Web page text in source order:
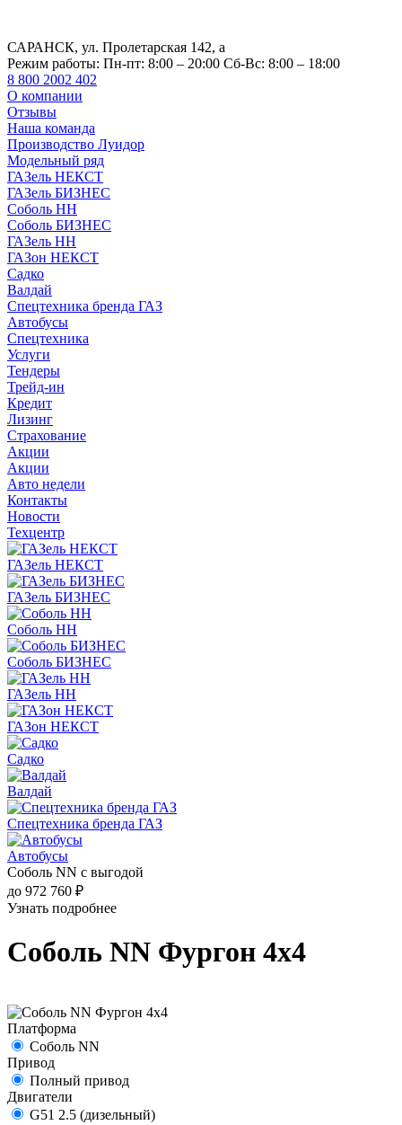
САРАНСК, ул. Пролетарская 142, а
Режим работы: Пн-пт: 8:00 – 20:00 Сб-Вс: 8:00 – 18:00
8 800 2002 402
О компании
Отзывы
Наша команда
Производство Луидор
Модельный ряд
ГАЗель НЕКСТ
ГАЗель БИЗНЕС
Соболь НН
Соболь БИЗНЕС
ГАЗель НН
ГАЗон НЕКСТ
Садко
Валдай
Спецтехника бренда ГАЗ
Автобусы
Спецтехника
Услуги
Тендеры
Трейд-ин
Кредит
Лизинг
Страхование
Акции
Акции
Авто недели
Контакты
Новости
Техцентр
ГАЗель НЕКСТ
ГАЗель БИЗНЕС
Соболь НН
Соболь БИЗНЕС
ГАЗель НН
ГАЗон НЕКСТ
Садко
Валдай
Спецтехника бренда ГАЗ
Автобусы
Соболь NN с выгодой
до 972 760 ₽
Узнать подробнее
Соболь NN Фургон 4х4
Платформа
Соболь NN
Привод
Полный привод
Двигатели
G51 2.5 (дизельный)